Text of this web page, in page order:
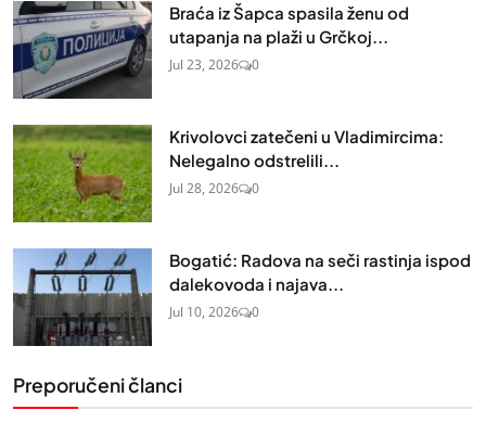
Braća iz Šapca spasila ženu od
utapanja na plaži u Grčkoj...
Jul 23, 2026 0
Krivolovci zatečeni u Vladimircima:
Nelegalno odstrelili...
Jul 28, 2026 0
Bogatić: Radova na seči rastinja ispod
dalekovoda i najava...
Jul 10, 2026 0
Preporučeni članci